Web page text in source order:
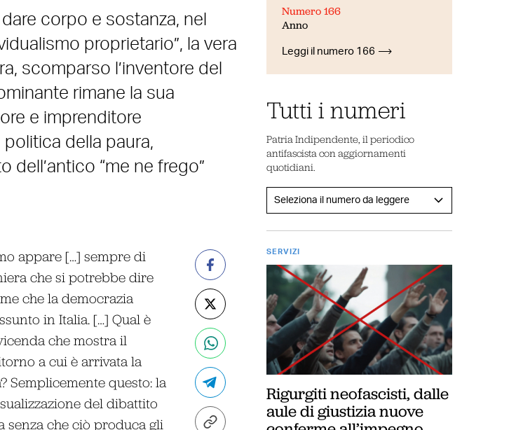
corpo e sostanza, nel
proprietario”, la vera
scomparso l’inventore del
rimane la sua
e imprenditore
della paura,
“me ne frego”
appare […] sempre di
che si potrebbe dire
che la democrazia
in Italia. […] Qual è
che mostra il
a cui è arrivata la
Semplicemente questo: la
del dibattito
senza che ciò produca gli
Numero 166
Anno
Leggi il numero 166
Tutti i numeri
Patria Indipendente, il periodico
antifascista con aggiornamenti
quotidiani.
SERVIZI
Rigurgiti neofascisti, dalle
aule di giustizia nuove